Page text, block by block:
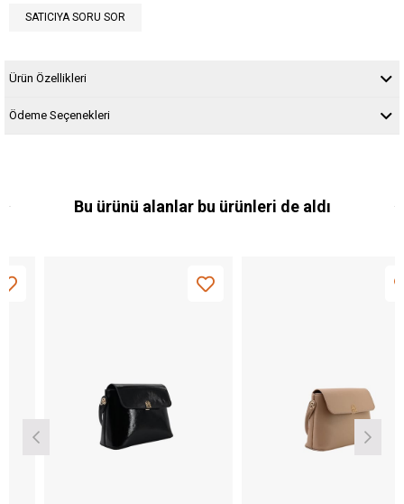
SATICIYA SORU SOR
Ürün Özellikleri
Ödeme Seçenekleri
Bu ürünü alanlar bu ürünleri de aldı